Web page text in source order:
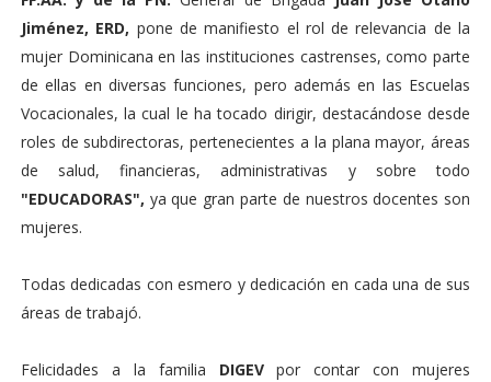
Jiménez, ERD, pone de manifiesto el rol de relevancia de la
mujer Dominicana en las instituciones castrenses, como parte
de ellas en diversas funciones, pero además en las Escuelas
Vocacionales, la cual le ha tocado dirigir, destacándose desde
roles de subdirectoras, pertenecientes a la plana mayor, áreas
de salud, financieras, administrativas y sobre todo
"EDUCADORAS", ya que gran parte de nuestros docentes son
mujeres.
Todas dedicadas con esmero y dedicación en cada una de sus
áreas de trabajó.
Felicidades a la familia DIGEVpor contar con mujeres